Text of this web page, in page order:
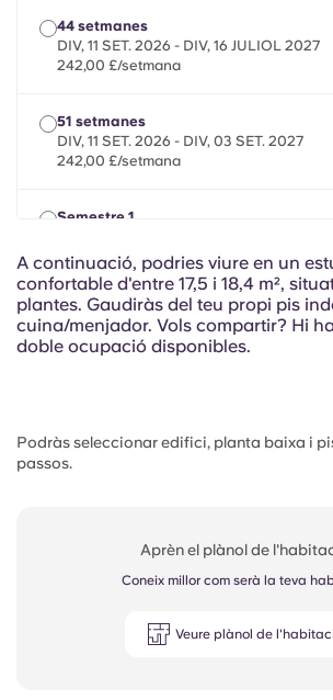
Italian
44 setmanes
DIV, 11 SET. 2026 - DIV, 16 JULIOL 2027
242,00 £/setmana
51 setmanes
DIV, 11 SET. 2026 - DIV, 03 SET. 2027
242,00 £/setmana
Semestre 1
242,00 £/setmana
Semestre 2
DIV, 08 GEN. 2027 - DUM, 11 JULIOL
242,00 £/setmana
A continuació, podries viure en un
confortable d'entre 17,5 i 18,4 m²,
plantes. Gaudiràs del teu propi pis
cuina/menjador. Vols compartir? Hi
doble ocupació disponibles.
Podràs seleccionar edifici, planta baixa i
passos.
Aprèn el plànol de
Coneix millor com serà la teva
Veure plànol de